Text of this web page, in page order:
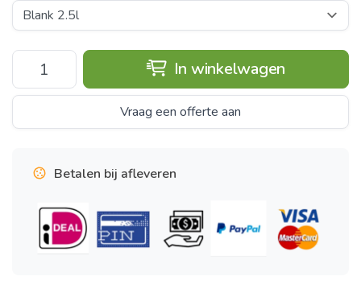
In winkelwagen
Vraag een offerte aan
Betalen bij afleveren